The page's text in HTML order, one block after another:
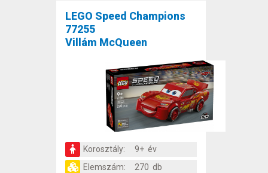
LEGO Speed Champions
77255
Villám McQueen
Korosztály:
9+ év
Elemszám:
270 db